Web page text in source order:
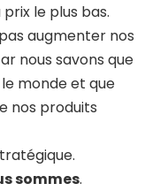
le plus bas.
augmenter nos
nous savons que
monde et que
nos produits
sommes.